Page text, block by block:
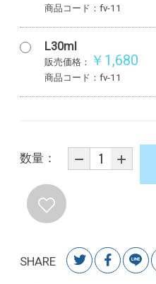
商品コード：fv-11
L30ml
販売価格： ￥1,680
商品コード：fv-11
数量：
SHARE